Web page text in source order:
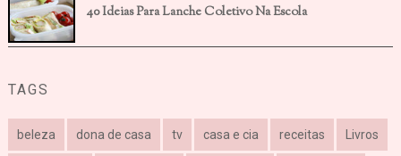
40 Ideias Para Lanche Coletivo Na Escola
TAGS
beleza dona de casa tv casa e cia receitas Livros